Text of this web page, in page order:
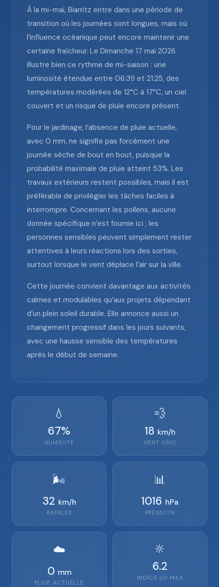
À la mi-mai, Biarritz entre dans une période de
transition où les journées sont longues, mais où
l’influence océanique peut encore maintenir une
certaine fraîcheur. Le Dimanche 17 mai 2026
illustre bien ce rythme de mi-saison : une
luminosité étendue entre 06:39 et 21:25, des
températures modérées de 12°C à 17°C, un ciel
couvert et un risque de pluie encore présent.
Pour le jardinage, l’absence de pluie actuelle,
avec 0 mm, ne signifie pas forcément une
journée sèche de bout en bout, puisque la
probabilité maximale de pluie atteint 53%. Les
travaux extérieurs restent possibles, mais il est
préférable de privilégier les tâches faciles à
interrompre. Concernant les pollens, aucune
donnée spécifique n’est fournie ici ; les
personnes sensibles peuvent simplement rester
attentives à leurs réactions lors des sorties,
surtout lorsque le vent déplace l’air sur la ville.
Cette journée convient davantage aux activités
calmes et modulables qu’aux projets dépendant
d’un plein soleil durable. Elle annonce aussi un
changement progressif dans les jours suivants,
avec une hausse sensible des températures
après le début de semaine.
💧
67%
HUMIDITÉ
💨
18 km/h
VENT ONO
🌬️
32 km/h
RAFALES
📊
1016 hPa
PRESSION
☁️
0 mm
PLUIE ACTUELLE
🔆
6.2
INDICE UV MAX